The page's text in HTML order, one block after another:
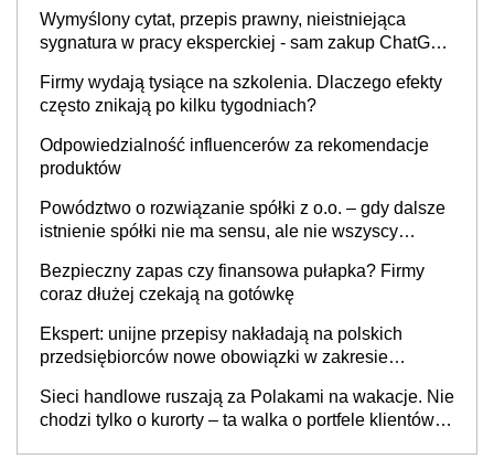
Wymyślony cytat, przepis prawny, nieistniejąca
sygnatura w pracy eksperckiej - sam zakup ChatGPT
Firmy wydają tysiące na szkolenia. Dlaczego efekty
często znikają po kilku tygodniach?
Odpowiedzialność influencerów za rekomendacje
produktów
Powództwo o rozwiązanie spółki z o.o. – gdy dalsze
istnienie spółki nie ma sensu, ale nie wszyscy
Bezpieczny zapas czy finansowa pułapka? Firmy
coraz dłużej czekają na gotówkę
Ekspert: unijne przepisy nakładają na polskich
przedsiębiorców nowe obowiązki w zakresie
Sieci handlowe ruszają za Polakami na wakacje. Nie
chodzi tylko o kurorty – ta walka o portfele klientów